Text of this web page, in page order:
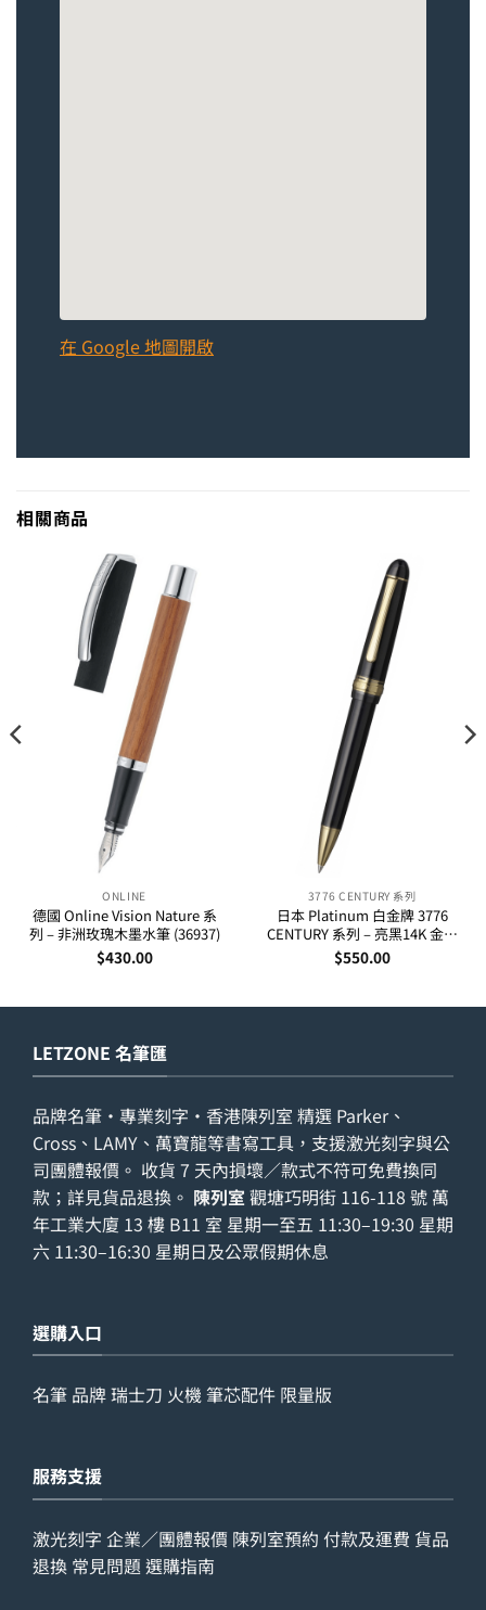
在 Google 地圖開啟
相關商品
ONLINE
德國 Online Vision Nature 系
列 – 非洲玫瑰木墨水筆 (36937)
$430.00
3776 CENTURY 系列
日本 Platinum 白金牌 3776
CENTURY 系列 – 亮黑14K 金夾
原子筆
$550.00
LETZONE 名筆匯
品牌名筆・專業刻字・香港陳列室 精選 Parker、
Cross、LAMY、萬寶龍等書寫工具，支援激光刻字與公
司團體報價。 收貨 7 天內損壞／款式不符可免費換同
款；詳見貨品退換 。 陳列室 觀塘巧明街 116-118 號 萬
年工業大廈 13 樓 B11 室 星期一至五 11:30–19:30 星期
六 11:30–16:30 星期日及公眾假期休息
選購入口
名筆 品牌瑞士刀 火機筆芯配件 限量版
服務支援
激光刻字 企業／團體報價 陳列室預約 付款及運費 貨品
退換 常見問題 選購指南